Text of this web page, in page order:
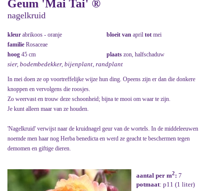
Geum 'Mai Tai' ®
nagelkruid
kleur abrikoos - oranje bloeit van april tot mei
familie Rosaceae
hoog 45 cm plaats zon, halfschaduw
sier, bodembedekker, bijenplant, randplant
In mei doen ze op voortreffelijke wijze hun ding. Opeens zijn er dan die donkere
knoppen en vervolgens die roosjes.
Zo weervast en trouw deze schoonheid; bijna te mooi om waar te zijn.
Je kunt alleen maar van ze houden.
'Nagelkruid' verwijst naar de kruidnagel geur van de wortels. In de middeleeuwen
noemde men haar nog Herba benedicta en werd ze geacht te beschermen tegen
demomen en giftige dieren.
aantal per m2: 7
potmaat: p11 (1 liter)